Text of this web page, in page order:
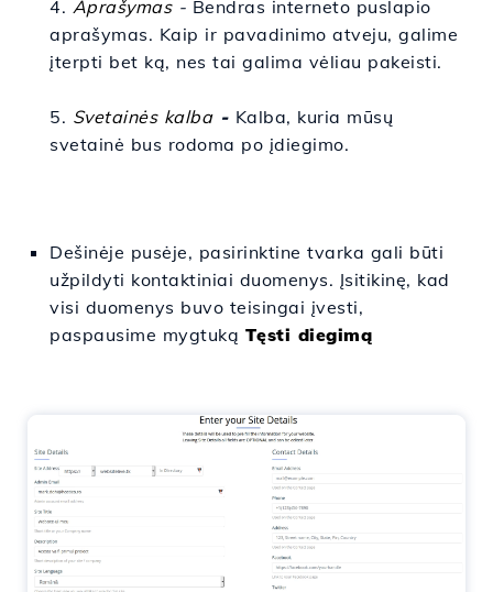
4. Aprašymas- Bendras interneto puslapio
aprašymas. Kaip ir pavadinimo atveju, galime
įterpti bet ką, nes tai galima vėliau pakeisti.
5. Svetainės kalba- Kalba, kuria mūsų
svetainė bus rodoma po įdiegimo.
Dešinėje pusėje, pasirinktine tvarka gali būti
užpildyti kontaktiniai duomenys. Įsitikinę, kad
visi duomenys buvo teisingai įvesti,
paspausime mygtuką Tęsti diegimą